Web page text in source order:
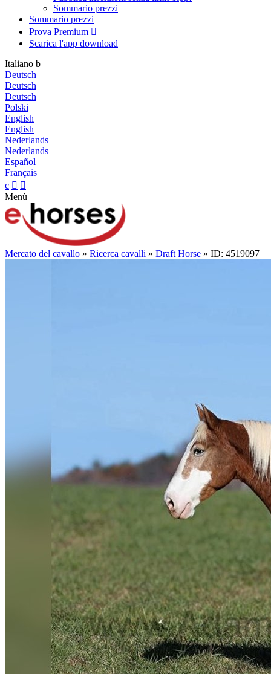
Sommario prezzi
Sommario prezzi
Prova Premium 
Scarica l'app download
Italiano b
Deutsch
Deutsch
Deutsch
Polski
English
English
Nederlands
Nederlands
Español
Français
c  
Menù
Mercato del cavallo » Ricerca cavalli » Draft Horse » ID: 4519097